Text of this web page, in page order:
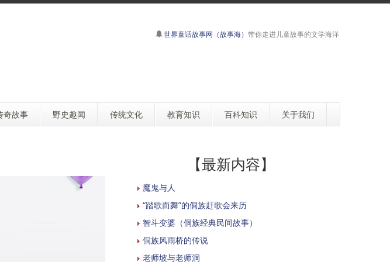
世界童话故事网（故事海） 带你走进儿童故事的文学海洋
奇故事 野史趣闻 传统文化 教育知识 百科知识 关于我们
【最新内容】
魔鬼与人
“踏歌而舞”的侗族赶歌会来历
智斗变婆（侗族经典民间故事）
侗族风雨桥的传说
老师坡与老师洞